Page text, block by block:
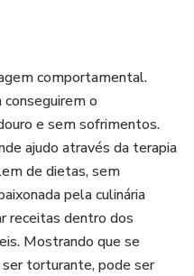
médico profissional.
e manipulação.
sempre que o paciente
outra dificuldade que
100% da dieta (60
de 24h p/ resposta via
comportamental.
conseguirem o
e sem sofrimentos.
ajudo através da terapia
de dietas, sem
pela culinária
receitas dentro dos
Mostrando que se
torturante, pode ser